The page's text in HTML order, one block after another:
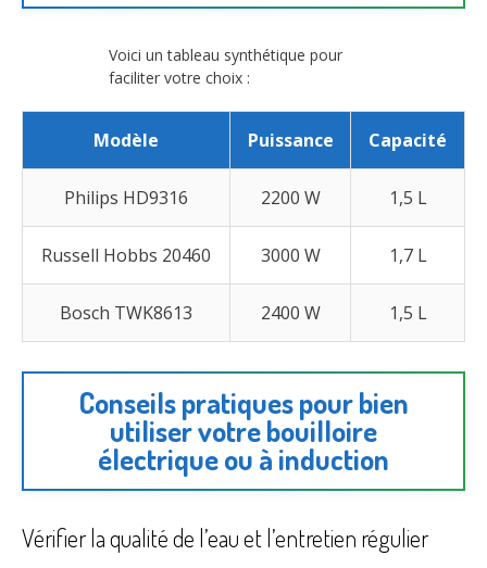
Voici un tableau synthétique pour
faciliter votre choix :
Modèle Puissance Capacité
Philips HD9316 2200 W 1,5 L
Russell Hobbs 20460 3000 W 1,7 L
Bosch TWK8613 2400 W 1,5 L
Conseils pratiques pour bien
utiliser votre bouilloire
électrique ou à induction
Vérifier la qualité de l’eau et l’entretien régulier